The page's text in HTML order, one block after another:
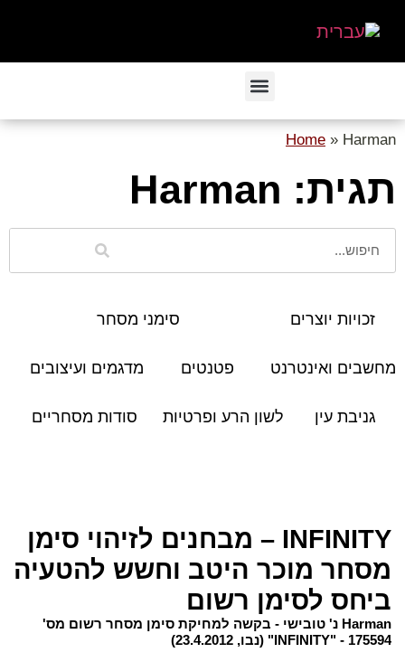
Home » Harman
תגית: Harman
זכויות יוצרים סימני מסחר
מחשבים ואינטרנט פטנטים מדגמים ועיצובים
גניבת עין לשון הרע ופרטיות סודות מסחריים
INFINITY – מבחנים לזיהוי סימן
מסחר מוכר היטב וחשש להטעיה
ביחס לסימן רשום
Harman נ' טובישי - בקשה למחיקת סימן מסחר רשום מס'
175594 - "INFINITY" (נבו, 23.4.2012)